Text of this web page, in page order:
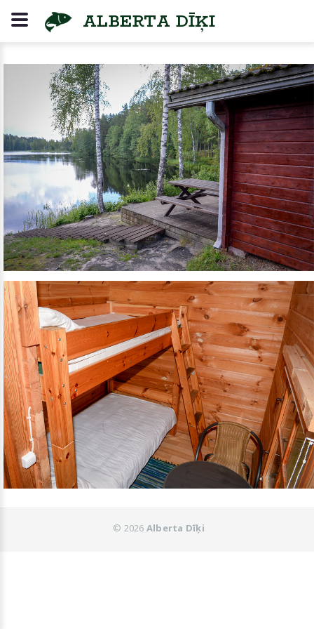
ALBERTA DĪĶI
БОЛЬШОЙ ДОМ
© 2026 Alberta Dīķi